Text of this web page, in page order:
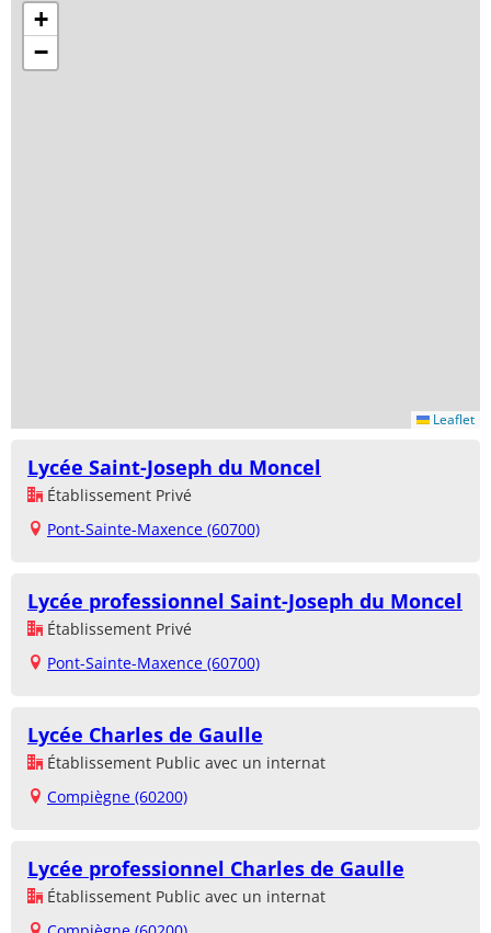
+
−
Leaflet
Lycée Saint-Joseph du Moncel
Établissement Privé
Pont-Sainte-Maxence (60700)
Lycée professionnel Saint-Joseph du Moncel
Établissement Privé
Pont-Sainte-Maxence (60700)
Lycée Charles de Gaulle
Établissement Public avec un internat
Compiègne (60200)
Lycée professionnel Charles de Gaulle
Établissement Public avec un internat